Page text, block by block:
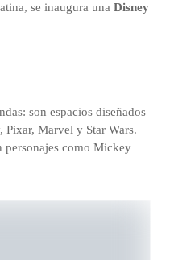
se inaugura una Disney
son espacios diseñados
Pixar, Marvel y Star Wars.
personajes como Mickey